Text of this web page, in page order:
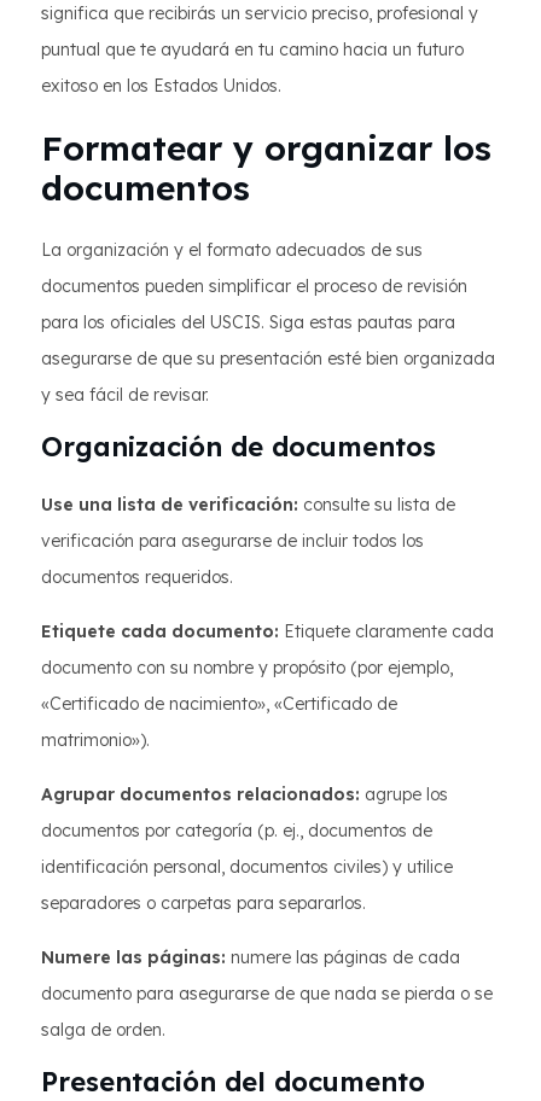
significa que recibirás un servicio preciso, profesional y
puntual que te ayudará en tu camino hacia un futuro
exitoso en los Estados Unidos.
Formatear y organizar los
documentos
La organización y el formato adecuados de sus
documentos pueden simplificar el proceso de revisión
para los oficiales del USCIS. Siga estas pautas para
asegurarse de que su presentación esté bien organizada
y sea fácil de revisar.
Organización de documentos
Use una lista de verificación: consulte su lista de
verificación para asegurarse de incluir todos los
documentos requeridos.
Etiquete cada documento: Etiquete claramente cada
documento con su nombre y propósito (por ejemplo,
«Certificado de nacimiento», «Certificado de
matrimonio»).
Agrupar documentos relacionados: agrupe los
documentos por categoría (p. ej., documentos de
identificación personal, documentos civiles) y utilice
separadores o carpetas para separarlos.
Numere las páginas: numere las páginas de cada
documento para asegurarse de que nada se pierda o se
salga de orden.
Presentación del documento